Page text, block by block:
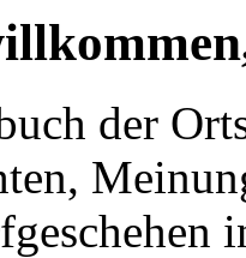
der